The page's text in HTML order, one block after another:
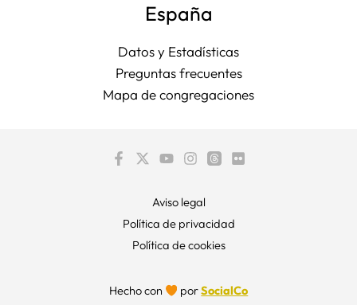
España
Datos y Estadísticas
Preguntas frecuentes
Mapa de congregaciones
Aviso legal
Política de privacidad
Política de cookies
Hecho con porSocialCo